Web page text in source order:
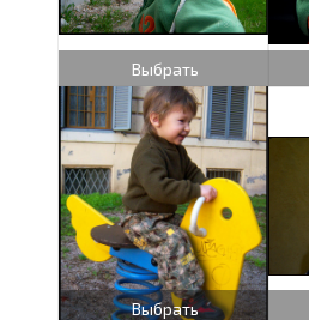
Выбрать
Выбрать